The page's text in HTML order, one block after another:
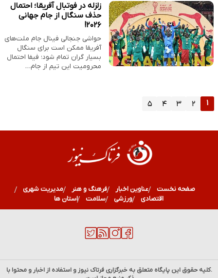
زلزله در فوتبال آفریقا؛ احتمال
حذف سنگال از جام جهانی
۲۰۲۶!
حواشی جنجالی فینال جام ملت‌های
آفریقا ممکن است برای سنگال
بسیار گران تمام شود؛ فیفا احتمال
محرومیت این تیم از جام…
۱ ۲ ۳ ۴ ۵
صفحه نخست عناوین اخبار فرهنگ و هنر
مدیریت شهری
اقتصادی
ورزشی سلامت استان ها
.کلیه حقوق این پایگاه متعلق به خبرگزاریفرتاک نیوز و استفاده از اخبار و محتوا با